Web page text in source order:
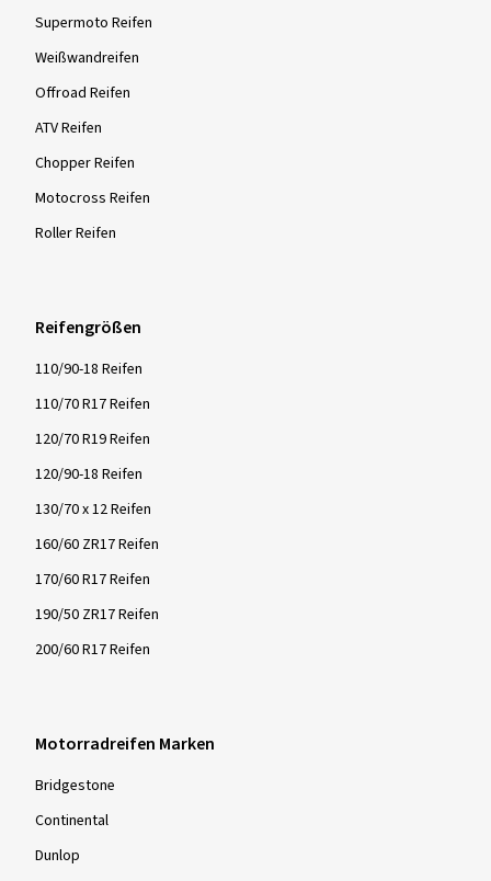
Supermoto Reifen
Weißwandreifen
Offroad Reifen
ATV Reifen
Chopper Reifen
Motocross Reifen
Roller Reifen
Reifengrößen
110/90-18 Reifen
110/70 R17 Reifen
120/70 R19 Reifen
120/90-18 Reifen
130/70 x 12 Reifen
160/60 ZR17 Reifen
170/60 R17 Reifen
190/50 ZR17 Reifen
200/60 R17 Reifen
Motorradreifen Marken
Bridgestone
Continental
Dunlop